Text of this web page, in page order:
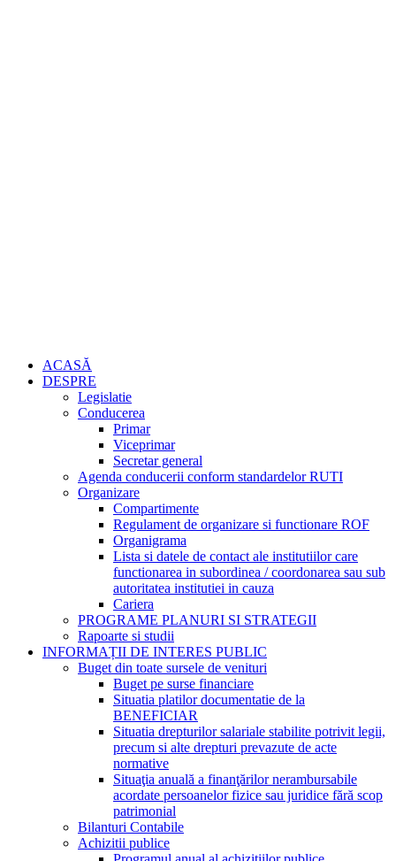
ACASĂ
DESPRE
Legislatie
Conducerea
Primar
Viceprimar
Secretar general
Agenda conducerii conform standardelor RUTI
Organizare
Compartimente
Regulament de organizare si functionare ROF
Organigrama
Lista si datele de contact ale institutiilor care
functionarea in subordinea / coordonarea sau sub
autoritatea institutiei in cauza
Cariera
PROGRAME PLANURI SI STRATEGII
Rapoarte si studii
INFORMAȚII DE INTERES PUBLIC
Buget din toate sursele de venituri
Buget pe surse financiare
Situatia platilor documentatie de la
BENEFICIAR
Situatia drepturilor salariale stabilite potrivit legii,
precum si alte drepturi prevazute de acte
normative
Situaţia anuală a finanţărilor nerambursabile
acordate persoanelor fizice sau juridice fără scop
patrimonial
Bilanturi Contabile
Achizitii publice